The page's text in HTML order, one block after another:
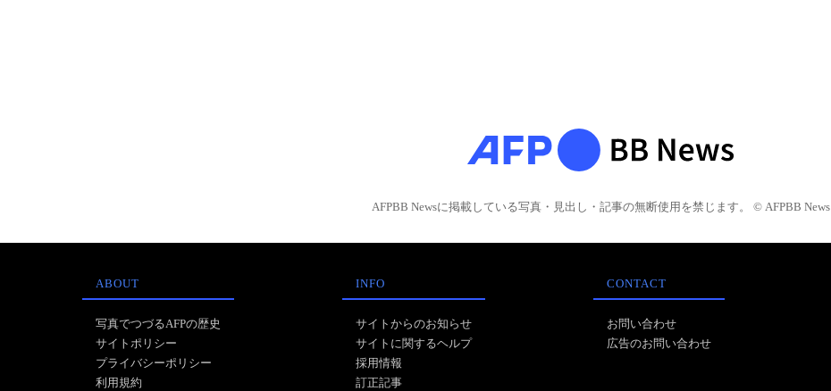
AFPBB Newsに掲載している写真・見出し・記事の無断使用を禁じます。 © AFPBB News
ABOUT
写真でつづるAFPの歴史
サイトポリシー
プライバシーポリシー
利用規約
INFO
サイトからのお知らせ
サイトに関するヘルプ
採用情報
訂正記事
CONTACT
お問い合わせ
広告のお問い合わせ